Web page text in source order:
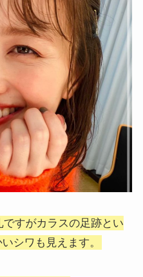
すがカラスの足跡とい
シワも見えます。